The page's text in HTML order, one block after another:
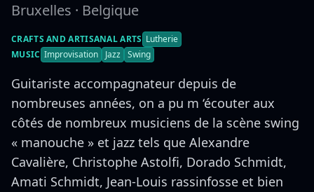
Bruxelles · Belgique
CRAFTS AND ARTISANAL ARTS Lutherie
MUSIC Improvisation Jazz Swing
Guitariste accompagnateur depuis de
nombreuses années, on a pu m ‘écouter aux
côtés de nombreux musiciens de la scène swing
« manouche » et jazz tels que Alexandre
Cavalière, Christophe Astolfi, Dorado Schmidt,
Amati Schmidt, Jean-Louis rassinfosse et bien